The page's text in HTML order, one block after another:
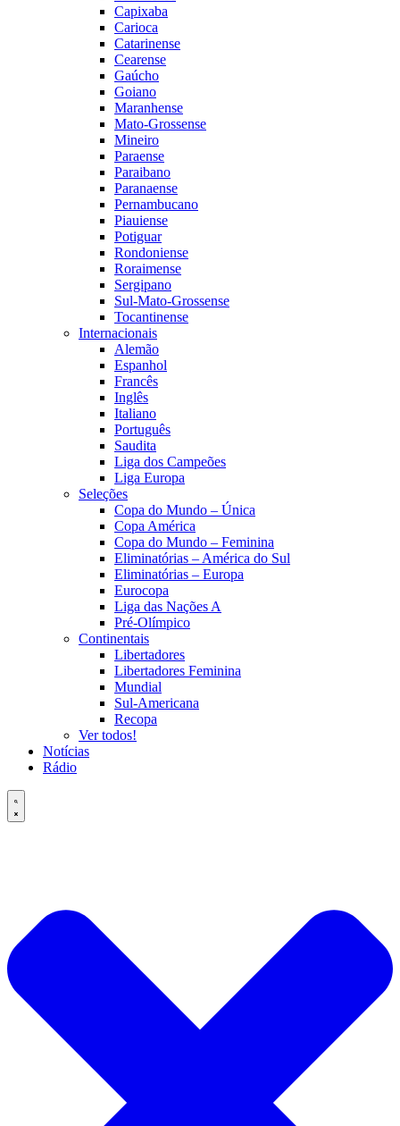
Capixaba
Carioca
Catarinense
Cearense
Gaúcho
Goiano
Maranhense
Mato-Grossense
Mineiro
Paraense
Paraibano
Paranaense
Pernambucano
Piauiense
Potiguar
Rondoniense
Roraimense
Sergipano
Sul-Mato-Grossense
Tocantinense
Internacionais
Alemão
Espanhol
Francês
Inglês
Italiano
Português
Saudita
Liga dos Campeões
Liga Europa
Seleções
Copa do Mundo – Única
Copa América
Copa do Mundo – Feminina
Eliminatórias – América do Sul
Eliminatórias – Europa
Eurocopa
Liga das Nações A
Pré-Olímpico
Continentais
Libertadores
Libertadores Feminina
Mundial
Sul-Americana
Recopa
Ver todos!
Notícias
Rádio